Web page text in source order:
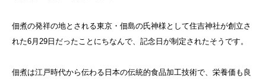
佃煮の発祥の地とされる東京・佃島の氏神様として住吉神社が創立さ
れた6 月 29 日だったことにちなんで、記念日が制定されたそうです。
佃煮は江戸時代から伝わる日本の伝統的食品加工技術で、栄養価も良